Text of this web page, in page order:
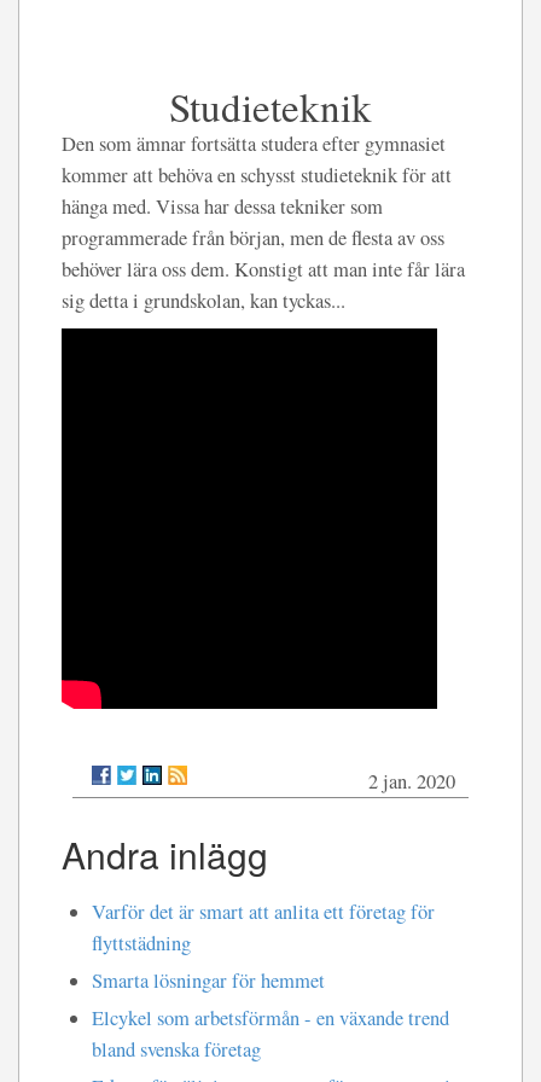
Studieteknik
Den som ämnar fortsätta studera efter gymnasiet
kommer att behöva en schysst studieteknik för att
hänga med. Vissa har dessa tekniker som
programmerade från början, men de flesta av oss
behöver lära oss dem. Konstigt att man inte får lära
sig detta i grundskolan, kan tyckas...
2 jan. 2020
Andra inlägg
Varför det är smart att anlita ett företag för
flyttstädning
Smarta lösningar för hemmet
Elcykel som arbetsförmån - en växande trend
bland svenska företag